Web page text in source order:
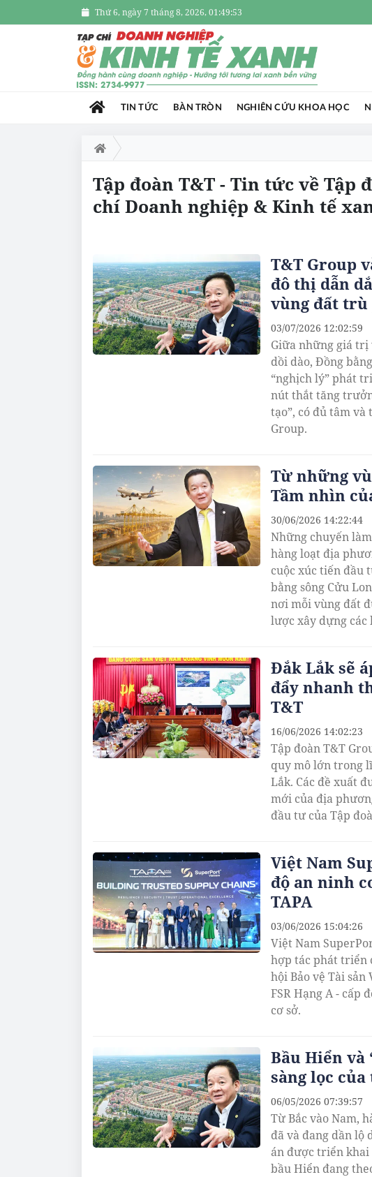
Thứ 6, ngày 7 tháng 8, 2026, 01:49:54
TIN TỨC BÀN TRÒN NGHIÊN CỨU KHOA HỌC
Tập đoàn T&T - Tin tức về Tập
chí Doanh nghiệp & Kinh tế
T&T Group
đô thị dẫn
vùng đất trù
Giữa những giá trị
dồi dào, Đồng
“nghịch lý” phát
nút thắt tăng
tạo”, có đủ tâm
Group.
03/07/2026 12:02:59
Từ những
Tầm nhìn
Những chuyến
hàng loạt địa
cuộc xúc tiến đầu
bằng sông Cửu
nơi mỗi vùng đất
lược xây dựng các
30/06/2026 14:22:44
Đắk Lắk sẽ
đẩy nhanh
T&T
Tập đoàn T&T
quy mô lớn trong
Lắk. Các đề xuất
mới của địa
đầu tư của Tập
16/06/2026 14:02:23
Việt Nam
độ an ninh
TAPA
Việt Nam
hợp tác phát triển
hội Bảo vệ Tài sản
FSR Hạng A - cấp
cơ sở.
03/06/2026 15:04:26
Bầu Hiển
sàng lọc
Từ Bắc vào Nam,
đã và đang dần lộ
án được triển
bầu Hiển đang
06/05/2026 07:39:57